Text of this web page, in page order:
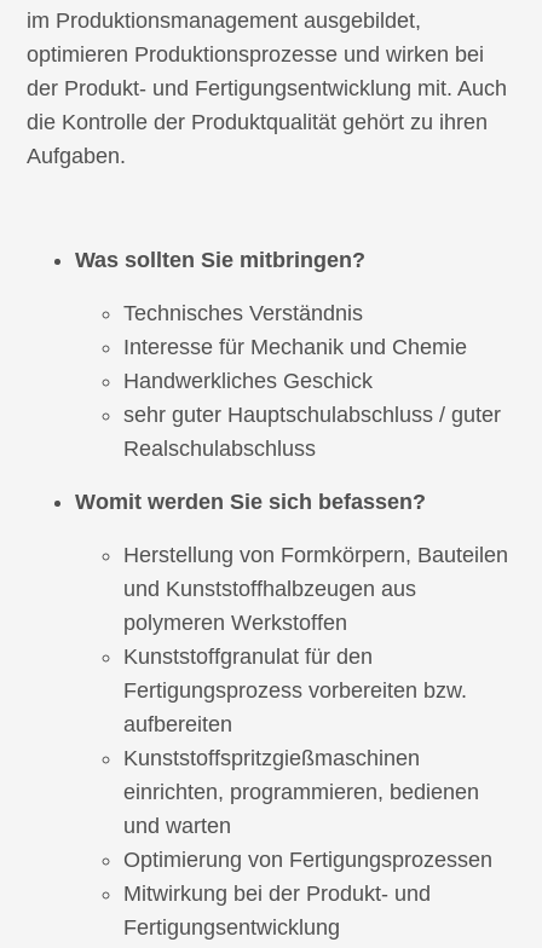
im Produktionsmanagement ausgebildet,
optimieren Produktionsprozesse und wirken bei
der Produkt- und Fertigungsentwicklung mit. Auch
die Kontrolle der Produktqualität gehört zu ihren
Aufgaben.
Was sollten Sie mitbringen?
Technisches Verständnis
Interesse für Mechanik und Chemie
Handwerkliches Geschick
sehr guter Hauptschulabschluss / guter
Realschulabschluss
Womit werden Sie sich befassen?
Herstellung von Formkörpern, Bauteilen
und Kunststoffhalbzeugen aus
polymeren Werkstoffen
Kunststoffgranulat für den
Fertigungsprozess vorbereiten bzw.
aufbereiten
Kunststoffspritzgießmaschinen
einrichten, programmieren, bedienen
und warten
Optimierung von Fertigungsprozessen
Mitwirkung bei der Produkt- und
Fertigungsentwicklung